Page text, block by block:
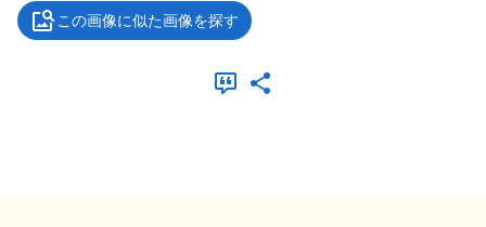
この画像に似た画像を探す